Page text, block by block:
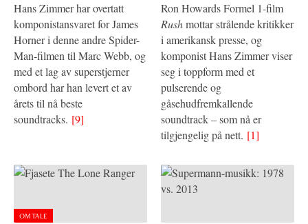
Hans Zimmer har overtatt
komponistansvaret for James
Horner i denne andre Spider-
Man-filmen til Marc Webb, og
med et lag av superstjerner
ombord har han levert et av
årets til nå beste
soundtracks. [9]
Ron Howards Formel 1-film
Rushmottar strålende kritikker
i amerikansk presse, og
komponist Hans Zimmer viser
seg i toppform med et
pulserende og
gåsehudfremkallende
soundtrack – som nå er
tilgjengelig på nett. [1]
OMTALE